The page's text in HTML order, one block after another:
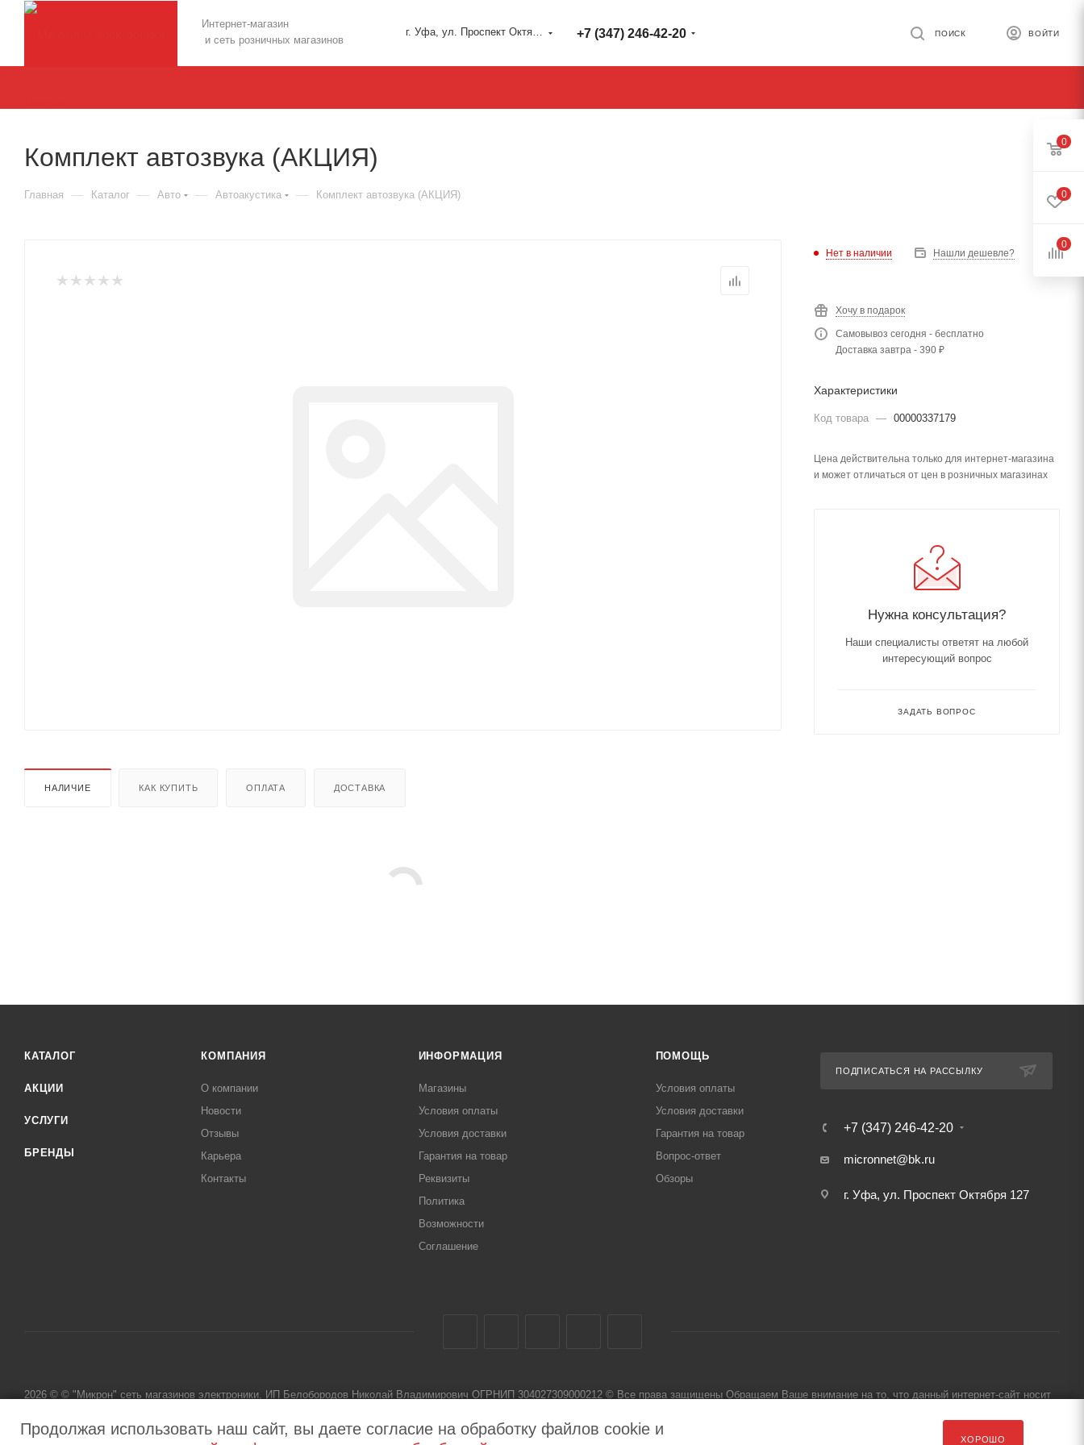
Интернет-магазин
и сеть розничных магазинов
г. Уфа, ул. Проспект Октября 127 +7 (347) 246-42-20 ВОЙТИ
ПОИСК
Комплект автозвука (АКЦИЯ)
Главная — Каталог — Авто — Автоакустика — Комплект автозвука (АКЦИЯ)
НАЛИЧИЕ КАК КУПИТЬ ОПЛАТА ДОСТАВКА
Нет в наличии Нашли дешевле?
Хочу в подарок
Самовывоз сегодня - бесплатно
Доставка завтра - 390 ₽
Характеристики
Код товара — 00000337179
Цена действительна только для интернет-магазина
и может отличаться от цен в розничных магазинах
Нужна консультация?
Наши специалисты ответят на любой
интересующий вопрос
ЗАДАТЬ ВОПРОС
КАТАЛОГ
АКЦИИ
УСЛУГИ
БРЕНДЫ
КОМПАНИЯ
О компании
Новости
Отзывы
Карьера
Контакты
ИНФОРМАЦИЯ
Магазины
Условия оплаты
Условия доставки
Гарантия на товар
Реквизиты
Политика
Возможности
Соглашение
ПОМОЩЬ
Условия оплаты
Условия доставки
Гарантия на товар
Вопрос-ответ
Обзоры
ПОДПИСАТЬСЯ НА РАССЫЛКУ
+7 (347) 246-42-20
micronnet@bk.ru
г. Уфа, ул. Проспект Октября 127
2026 © © "Микрон" сеть магазинов электроники. ИП Белобородов Николай Владимирович ОГРНИП 304027309000212 © Все права защищены Обращаем Ваше внимание на то, что данный интернет-сайт носит
0
0
0
Продолжая использовать наш сайт, вы даете согласие на обработку файлов cookie и
ХОРОШО